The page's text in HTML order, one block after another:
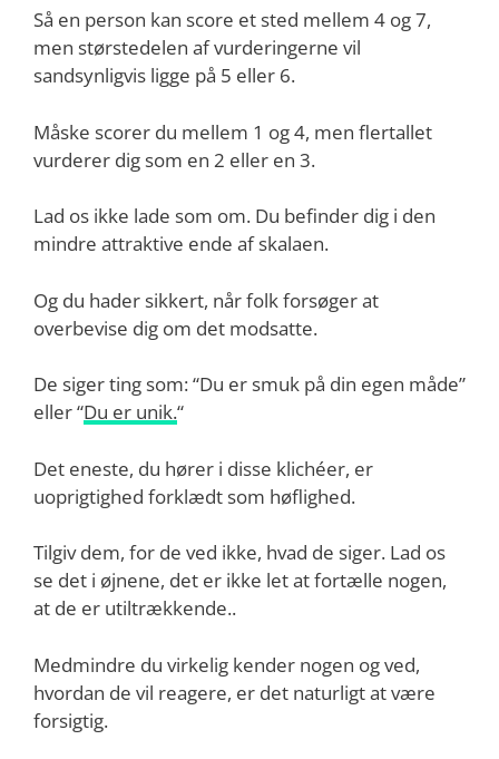
Så en person kan score et sted mellem 4 og 7,
men størstedelen af vurderingerne vil
sandsynligvis ligge på 5 eller 6.
Måske scorer du mellem 1 og 4, men flertallet
vurderer dig som en 2 eller en 3.
Lad os ikke lade som om. Du befinder dig i den
mindre attraktive ende af skalaen.
Og du hader sikkert, når folk forsøger at
overbevise dig om det modsatte.
De siger ting som: “Du er smuk på din egen måde”
eller “Du er unik.“
Det eneste, du hører i disse klichéer, er
uoprigtighed forklædt som høflighed.
Tilgiv dem, for de ved ikke, hvad de siger. Lad os
se det i øjnene, det er ikke let at fortælle nogen,
at de er utiltrækkende..
Medmindre du virkelig kender nogen og ved,
hvordan de vil reagere, er det naturligt at være
forsigtig.